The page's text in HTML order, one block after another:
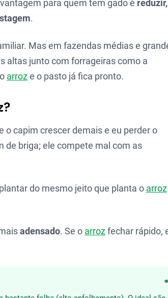
para quem tem gado é reduzir,
.
Mas em fazendas médias e
altas junto com forrageiras como a
arroze o pasto já fica pronto.
o capim crescer demais e eu perder o
de briga; ele compete mal com as
do mesmo jeito que planta o arroz
adensado. Se o arrozfechar rápido,